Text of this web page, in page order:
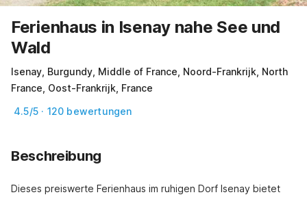
Ferienhaus in Isenay nahe See und
Wald
Isenay, Burgundy, Middle of France, Noord-Frankrijk, North
France, Oost-Frankrijk, France
4.5/5 · 120 bewertungen
Beschreibung
Dieses preiswerte Ferienhaus im ruhigen Dorf Isenay bietet